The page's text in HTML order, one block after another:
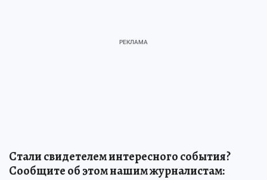
Стали свидетелем интересного события?
Сообщите об этом нашим журналистам: